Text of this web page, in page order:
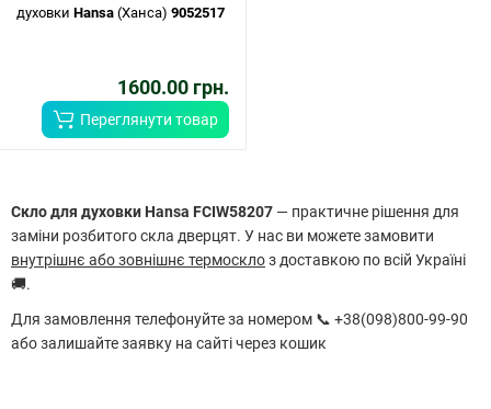
духовки Hansa (Ханса) 9052517
1600.00 грн.
Переглянути товар
Скло для духовки Hansa FCIW58207 — практичне рішення для
заміни розбитого скла дверцят. У нас ви можете замовити
внутрішнє або зовнішнє термосклоз доставкою по всій Україні
🚚.
Для замовлення телефонуйте за номером 📞 +38(098)800-99-90
або залишайте заявку на сайті через кошик